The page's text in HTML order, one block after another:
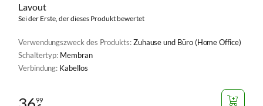
Layout
Sei der Erste, der dieses Produkt bewertet
Verwendungszweck des Produkts:Zuhause und Büro (Home Office)
Schaltertyp: Membran
Verbindung: Kabellos
99